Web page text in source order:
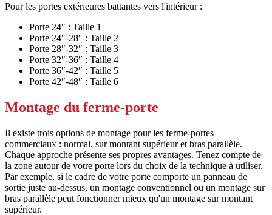
Pour les portes extérieures battantes vers l'intérieur :
Porte 24″ : Taille 1
Porte 24″-28″ : Taille 2
Porte 28″-32″ : Taille 3
Porte 32″-36″ : Taille 4
Porte 36″-42″ : Taille 5
Porte 42″-48″ : Taille 6
Montage du ferme-porte
Il existe trois options de montage pour les ferme-portes
commerciaux : normal, sur montant supérieur et bras parallèle.
Chaque approche présente ses propres avantages. Tenez compte de
la zone autour de votre porte lors du choix de la technique à utiliser.
Par exemple, si le cadre de votre porte comporte un panneau de
sortie juste au-dessus, un montage conventionnel ou un montage sur
bras parallèle peut fonctionner mieux qu'un montage sur montant
supérieur.